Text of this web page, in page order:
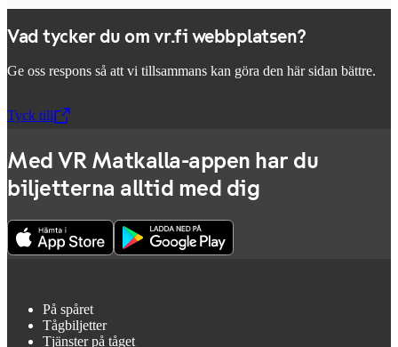
Vad tycker du om vr.fi webbplatsen?
Ge oss respons så att vi tillsammans kan göra den här sidan bättre.
Tyck till
,Öppnas i en ny flik
Med VR Matkalla-appen har du
biljetterna alltid med dig
På spåret
Tågbiljetter
Tjänster på tåget